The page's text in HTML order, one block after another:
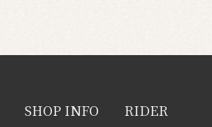
SHOP INFO RIDER